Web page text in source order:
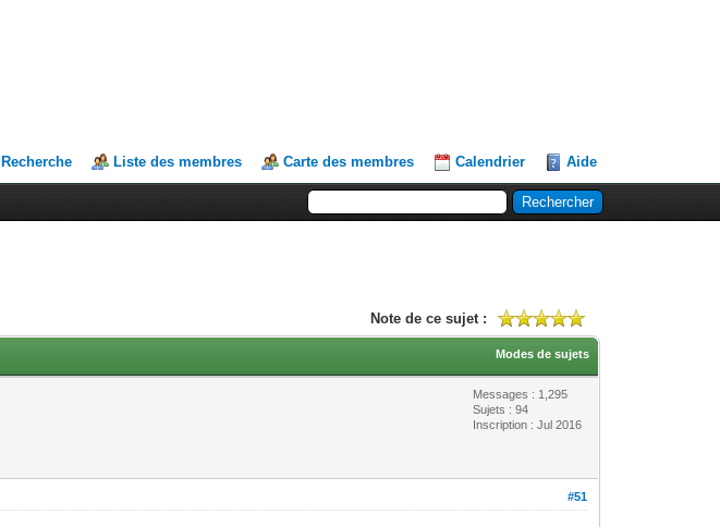
Recherche Liste des membres Carte des membres Calendrier Aide
Note de ce sujet :
Modes de sujets
Messages : 1,295
Sujets : 94
Inscription : Jul 2016
#51